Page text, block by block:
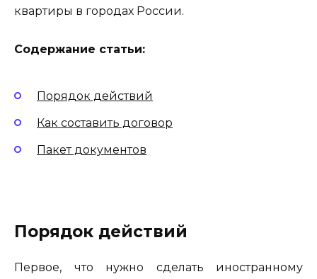
квартиры в городах России.
Содержание статьи:
Порядок действий
Как составить договор
Пакет документов
Порядок действий
Первое, что нужно сделать иностранному